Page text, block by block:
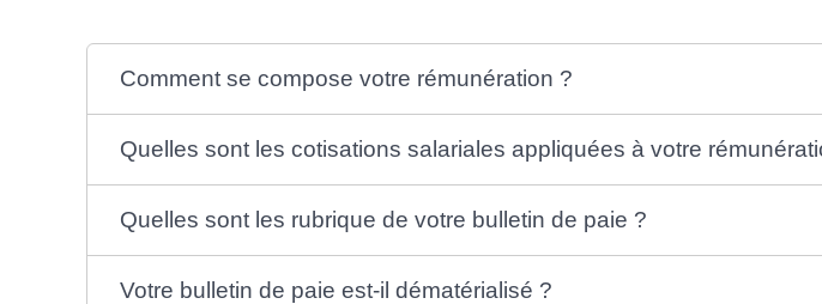
Comment se compose votre rémunération ?
Quelles sont les cotisations salariales appliquées à votre
Quelles sont les rubrique de votre bulletin de paie ?
Votre bulletin de paie est-il dématérialisé ?